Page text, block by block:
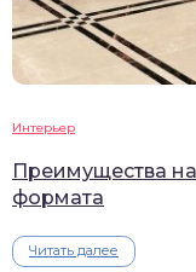
Интерьер
Преимущества
формата
Читать далее